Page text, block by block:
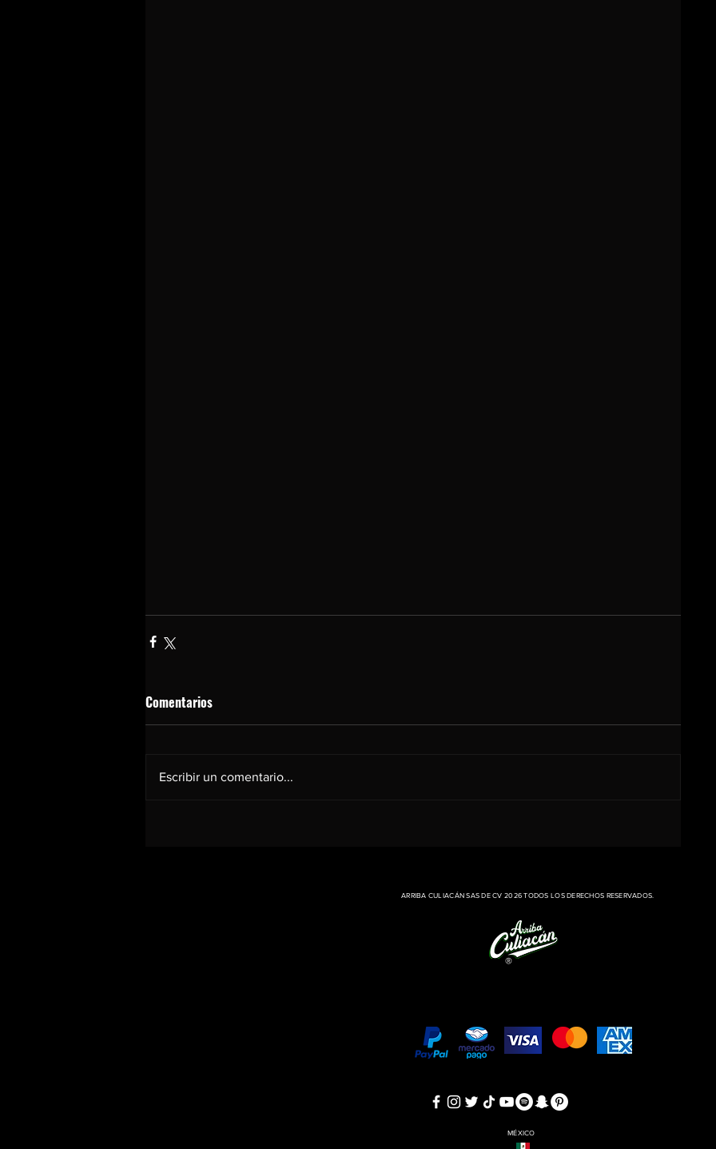
Comentarios
Escribir un comentario...
ARRIBA CULIACÁN SAS DE CV 2026 TODOS LOS DERECHOS RESERVADOS.
®
​MÉXICO